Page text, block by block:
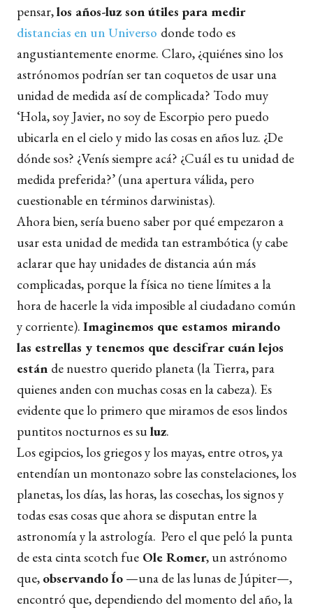
pensar,los años-luz son útiles para medir
distancias en un Universo donde todo es
angustiantemente enorme. Claro, ¿quiénes sino los
astrónomos podrían ser tan coquetos de usar una
unidad de medida así de complicada? Todo muy
‘Hola, soy Javier, no soy de Escorpio pero puedo
ubicarla en el cielo y mido las cosas en años luz. ¿De
dónde sos? ¿Venís siempre acá? ¿Cuál es tu unidad de
medida preferida?’ (una apertura válida, pero
cuestionable en términos darwinistas).
Ahora bien, sería bueno saber por qué empezaron a
usar esta unidad de medida tan estrambótica (y cabe
aclarar que hay unidades de distancia aún más
complicadas, porque la física no tiene límites a la
hora de hacerle la vida imposible al ciudadano común
y corriente). Imaginemos que estamos mirando
las estrellas y tenemos que descifrar cuán lejos
están de nuestro querido planeta (la Tierra, para
quienes anden con muchas cosas en la cabeza). Es
evidente que lo primero que miramos de esos lindos
puntitos nocturnos es suluz.
Los egipcios, los griegos y los mayas, entre otros, ya
entendían un montonazo sobre las constelaciones, los
planetas, los días, las horas, las cosechas, los signos y
todas esas cosas que ahora se disputan entre la
astronomía y la astrología. Pero el que peló la punta
de esta cinta scotch fue Ole Romer, un astrónomo
que, observandoÍo —una de las lunas de Júpiter—,
encontró que, dependiendo del momento del año, la